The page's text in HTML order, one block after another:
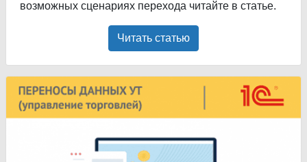
возможных сценариях перехода читайте в статье.
Читать статью